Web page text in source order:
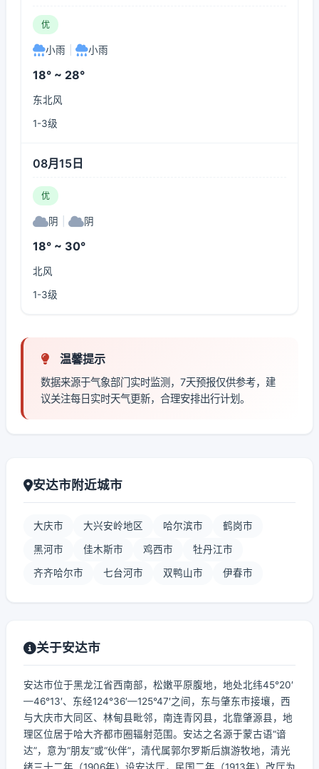
优
小雨 小雨
18° ~ 28°
东北风
1-3级
08月15日
优
阴 阴
18° ~ 30°
北风
1-3级
温馨提示
数据来源于气象部门实时监测，7天预报仅供参考，建
议关注每日实时天气更新，合理安排出行计划。
安达市附近城市
大庆市 大兴安岭地区 哈尔滨市 鹤岗市
黑河市 佳木斯市 鸡西市 牡丹江市
齐齐哈尔市 七台河市 双鸭山市 伊春市
关于安达市
安达市位于黑龙江省西南部，松嫩平原腹地，地处北纬45°20′
—46°13′、东经124°36′—125°47′之间，东与肇东市接壤，西
与大庆市大同区、林甸县毗邻，南连青冈县，北靠肇源县，地
理区位居于哈大齐都市圈辐射范围。安达之名源于蒙古语“谙
达”，意为“朋友”或“伙伴”，清代属郭尔罗斯后旗游牧地，清光